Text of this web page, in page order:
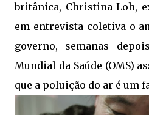
britânica, Christina Loh,
em entrevista coletiva o
governo, semanas
Mundial da Saúde (OMS)
que a poluição do ar é um